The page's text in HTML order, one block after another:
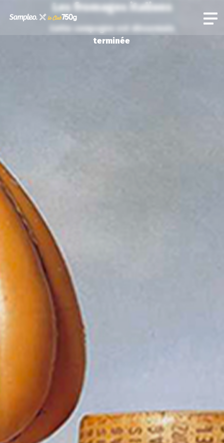
Les fromages italiens
Cette campagne est désormais
terminée